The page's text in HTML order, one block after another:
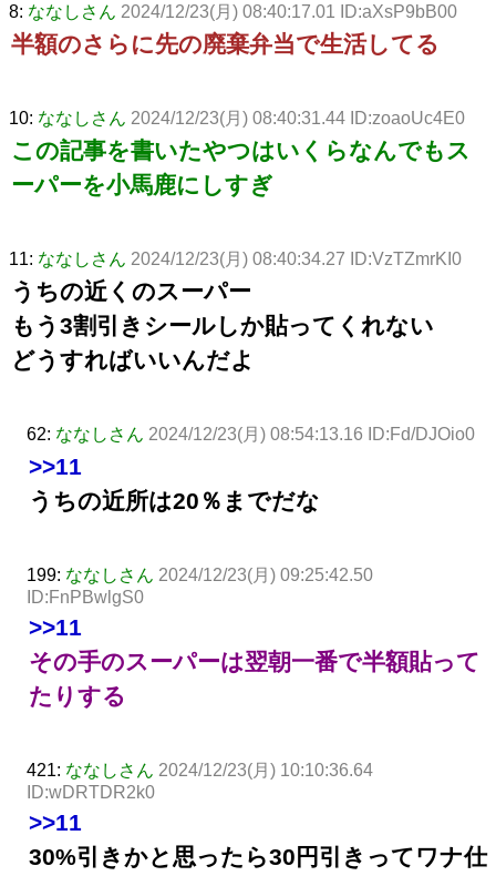
8: ななしさん 2024/12/23(月) 08:40:17.01 ID:aXsP9bB00
半額のさらに先の廃棄弁当で生活してる
10: ななしさん 2024/12/23(月) 08:40:31.44 ID:zoaoUc4E0
この記事を書いたやつはいくらなんでもス
ーパーを小馬鹿にしすぎ
11: ななしさん 2024/12/23(月) 08:40:34.27 ID:VzTZmrKI0
うちの近くのスーパー
もう3割引きシールしか貼ってくれない
どうすればいいんだよ
62: ななしさん 2024/12/23(月) 08:54:13.16 ID:Fd/DJOio0
>>11
うちの近所は20％までだな
199: ななしさん 2024/12/23(月) 09:25:42.50
ID:FnPBwlgS0
>>11
その手のスーパーは翌朝一番で半額貼って
たりする
421: ななしさん 2024/12/23(月) 10:10:36.64
ID:wDRTDR2k0
>>11
30%引きかと思ったら30円引きってワナ仕